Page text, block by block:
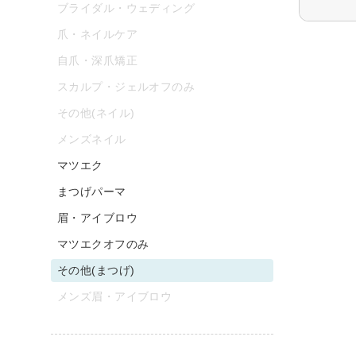
ブライダル・ウェディング
爪・ネイルケア
自爪・深爪矯正
スカルプ・ジェルオフのみ
その他(ネイル)
メンズネイル
マツエク
まつげパーマ
眉・アイブロウ
マツエクオフのみ
その他(まつげ)
メンズ眉・アイブロウ